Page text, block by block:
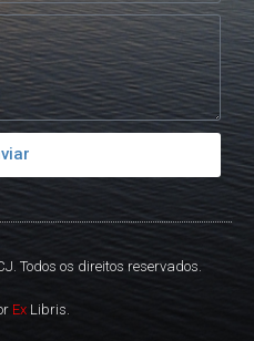
Todos os direitos reservados.
Ex Libris.